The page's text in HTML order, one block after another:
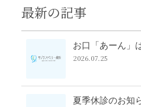
最新の記事
お口「あーん」
2026.07.25
夏季休診のお知